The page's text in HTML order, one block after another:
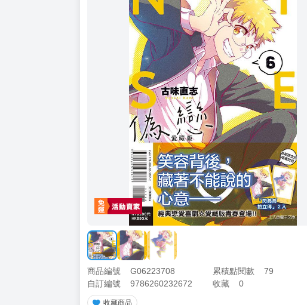
商品編號 G06223708 累積點閱數
79
自訂編號
9786260232672 收藏 0
收藏商品